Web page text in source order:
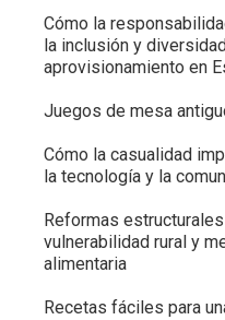
Cómo la
la inclusión y
aprovisionamiento en
Juegos de mesa
Cómo la casualidad
la tecnología y la
Reformas
vulnerabilidad rural y
alimentaria
Recetas fáciles para